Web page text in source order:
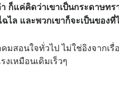
ก็แค่คิดว่าเขาเป็นกระดาษท
ล และพวกเขาก็จะเป็นของที่
มสอนใจทั่วไป ไม่ใช่อิงจากเ
เหมือนเดิมเร็วๆ